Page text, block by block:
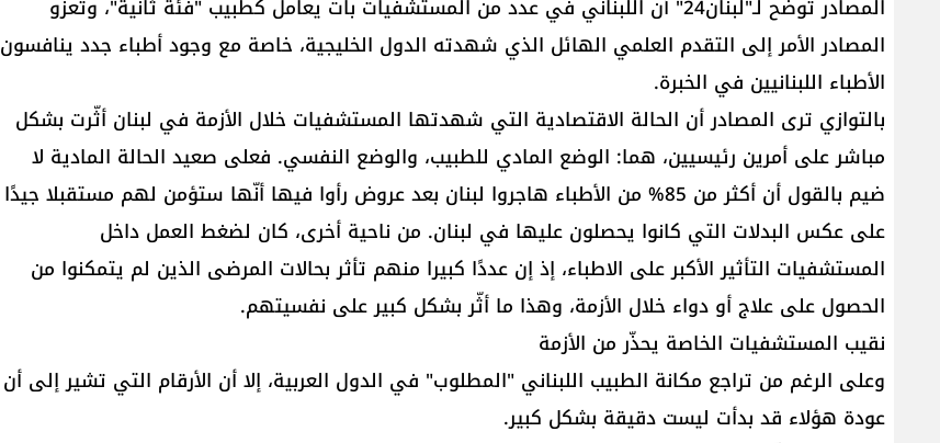
المصادر توضح لـ"لبنان24" أن اللبناني في عدد من المستشفيات بات يعامل كطبيب "فئة ثانية"، وتعزو
المصادر الأمر إلى التقدم العلمي الهائل الذي شهدته الدول الخليجية، خاصة مع وجود أطباء جدد ينافسون
الأطباء اللبنانيين في الخبرة.
بالتوازي ترى المصادر أن الحالة الاقتصادية التي شهدتها المستشفيات خلال الأزمة في لبنان أثّرت بشكل
مباشر على أمرين رئيسيين، هما: الوضع المادي للطبيب، والوضع النفسي. فعلى صعيد الحالة المادية لا
ضيم بالقول أن أكثر من 85% من الأطباء هاجروا لبنان بعد عروض رأوا فيها أنّها ستؤمن لهم مستقبلا جيدًا
على عكس البدلات التي كانوا يحصلون عليها في لبنان. من ناحية أخرى، كان لضغط العمل داخل
المستشفيات التأثير الأكبر على الاطباء، إذ إن عددًا كبيرا منهم تأثر بحالات المرضى الذين لم يتمكنوا من
الحصول على علاج أو دواء خلال الأزمة، وهذا ما أثّر بشكل كبير على نفسيتهم.
نقيب المستشفيات الخاصة يحذّر من الأزمة
وعلى الرغم من تراجع مكانة الطبيب اللبناني "المطلوب" في الدول العربية، إلا أن الأرقام التي تشير إلى أن
عودة هؤلاء قد بدأت ليست دقيقة بشكل كبير.